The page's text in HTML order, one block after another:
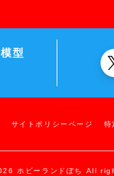
型
サイトポリシーページ 特
ホビーランドぽち All